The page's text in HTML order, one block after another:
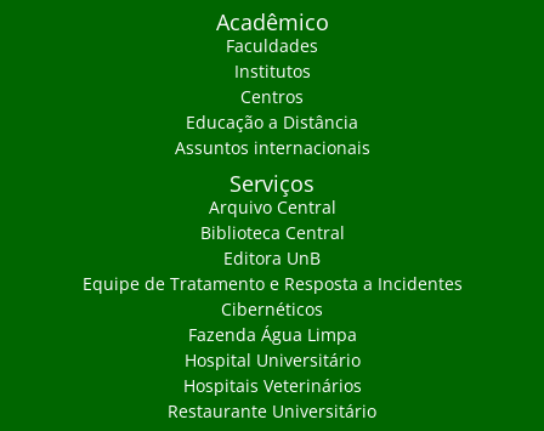
Acadêmico
Faculdades
Institutos
Centros
Educação a Distância
Assuntos internacionais
Serviços
Arquivo Central
Biblioteca Central
Editora UnB
Equipe de Tratamento e Resposta a Incidentes
Cibernéticos
Fazenda Água Limpa
Hospital Universitário
Hospitais Veterinários
Restaurante Universitário